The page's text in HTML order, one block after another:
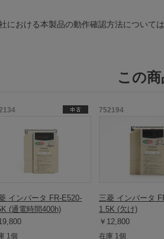
における本製品の動作確認方法については
この
インバータ FR-E520-
(通電時間400h)
1個
752194
三菱 インバータ
1.5K (欠け)
￥12,800
在庫 1個